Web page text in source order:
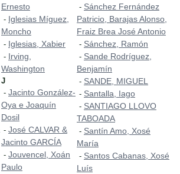
Ernesto
- Iglesias Míguez,
Moncho
- Iglesias, Xabier
- Irving,
Washington
J
- Jacinto González-
Oya e Joaquín
Dosil
- José CALVAR &
Jacinto GARCÍA
- Jouvencel, Xoán
Paulo
- Sánchez Fernández
Patricio, Barajas Alonso,
Fraiz Brea José Antonio
- Sánchez, Ramón
- Sande Rodríguez,
Benjamín
- SANDE, MIGUEL
- Santalla, Iago
- SANTIAGO LLOVO
TABOADA
- Santín Amo, Xosé
María
- Santos Cabanas, Xosé
Luís